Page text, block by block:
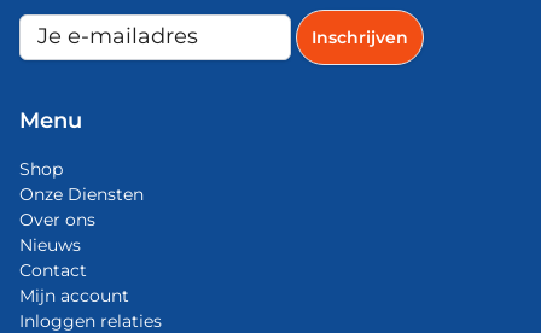
Menu
Shop
Onze Diensten
Over ons
Nieuws
Contact
Mijn account
Inloggen relaties